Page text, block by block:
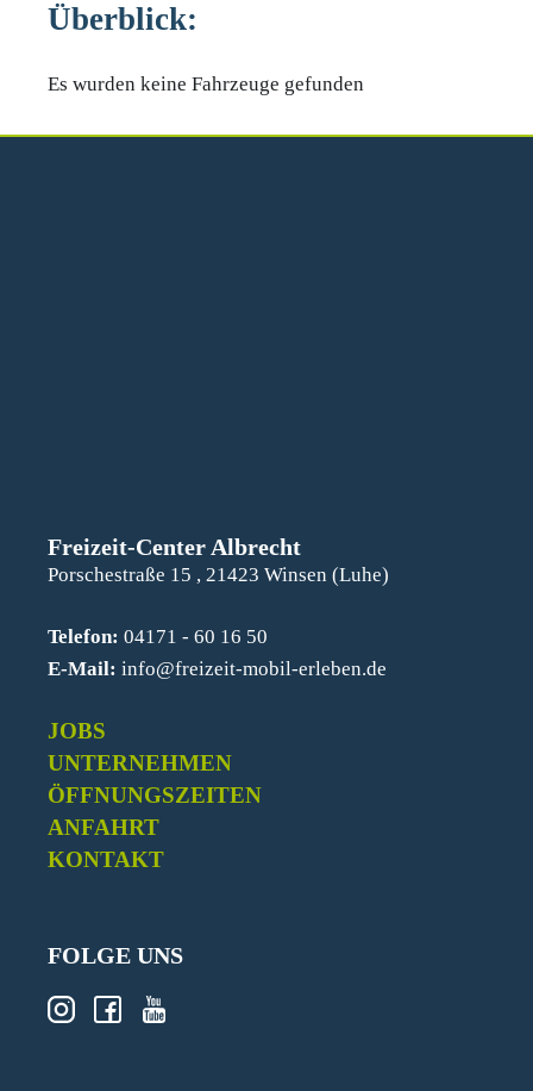
Überblick:
Es wurden keine Fahrzeuge gefunden
Freizeit-Center Albrecht
Porschestraße 15 , 21423 Winsen (Luhe)
Telefon: 04171 - 60 16 50
E-Mail: info@freizeit-mobil-erleben.de
JOBS
UNTERNEHMEN
ÖFFNUNGSZEITEN
ANFAHRT
KONTAKT
FOLGE UNS